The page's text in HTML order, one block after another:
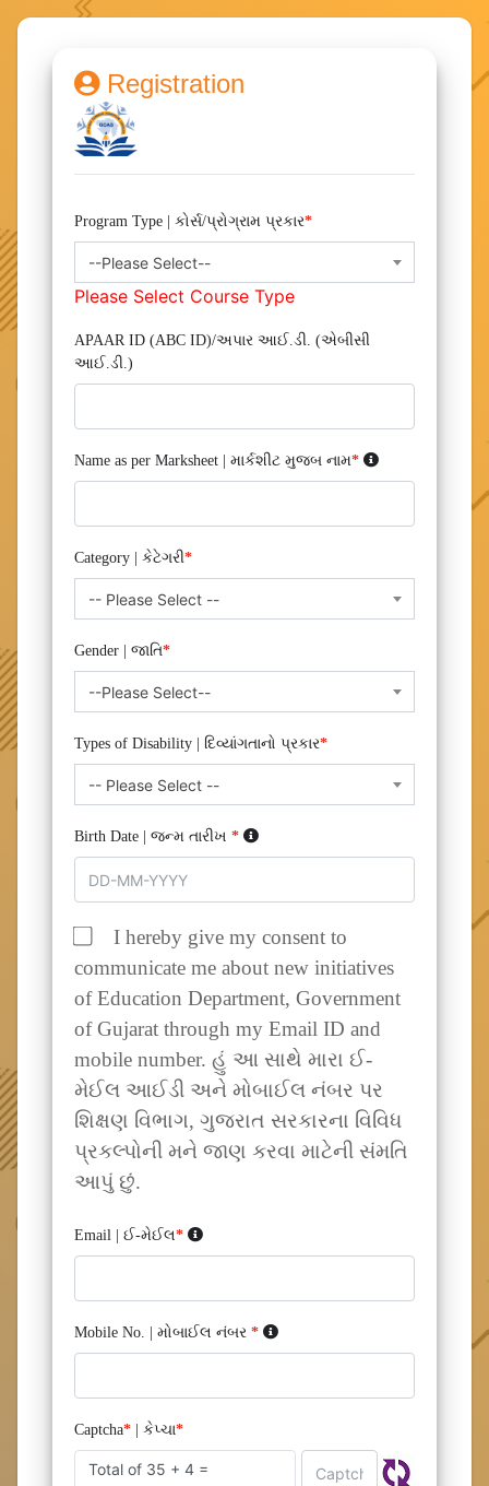
Registration
Program Type | કોર્સ/પ્રોગ્રામ પ્રકાર*
--Please Select--
Please Select Course Type
APAAR ID (ABC ID)/અપાર આઈ.ડી. (એબીસી
આઈ.ડી.)
Name as per Marksheet | માર્કશીટ મુજબ નામ*
Category | કેટેગરી*
-- Please Select --
Gender | જાતિ*
--Please Select--
Types of Disability | દિવ્યાંગતાનો પ્રકાર*
-- Please Select --
Birth Date | જન્મ તારીખ *
I hereby give my consent to
communicate me about new initiatives
of Education Department, Government
of Gujarat through my Email ID and
mobile number. હું આ સાથે મારા ઈ-
મેઈલ આઈડી અને મોબાઈલ નંબર પર
શિક્ષણ વિભાગ, ગુજરાત સરકારના વિવિધ
પ્રકલ્પોની મને જાણ કરવા માટેની સંમતિ
આપું છું.
Email | ઈ-મેઈલ*
Mobile No. | મોબાઈલ નંબર *
Captcha* | કેપ્ચા*
Total of 35 + 4 =